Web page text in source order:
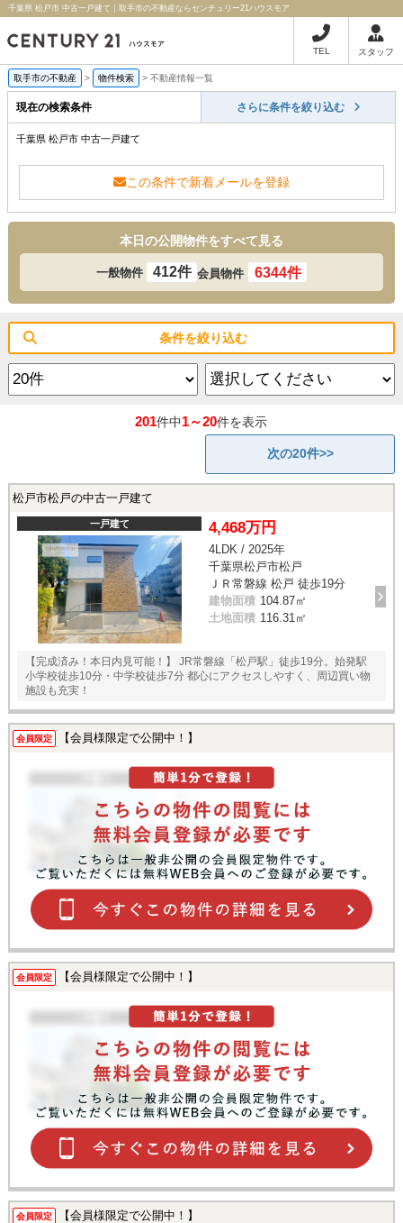
千葉県 松戸市 中古一戸建て｜取手市の不動産ならセンチュリー21ハウスモア
TEL スタッフ
取手市の不動産 > 物件検索 > 不動産情報一覧
現在の検索条件 さらに条件を絞り込む
千葉県 松戸市 中古一戸建て
この条件で新着メールを登録
本日の公開物件をすべて見る
一般物件 412件 会員物件 6344件
条件を絞り込む
201件中1～20件を表示
次の20件>>
松戸市松戸の中古一戸建て
一戸建て 4,468万円
4LDK / 2025年
千葉県松戸市松戸
ＪＲ常磐線 松戸 徒歩19分
建物面積 104.87㎡
土地面積 116.31㎡
【完成済み！本日内見可能！】 JR常磐線「松戸駅」徒歩19分。始発駅
小学校徒歩10分・中学校徒歩7分 都心にアクセスしやすく、周辺買い物
施設も充実！
会員限定 【会員様限定で公開中！】
会員限定 【会員様限定で公開中！】
会員限定 【会員様限定で公開中！】